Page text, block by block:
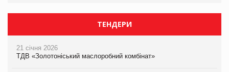
ТЕНДЕРИ
21 січня 2026
ТДВ «Золотоніський маслоробний комбінат»